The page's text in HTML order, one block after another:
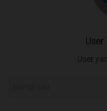
User